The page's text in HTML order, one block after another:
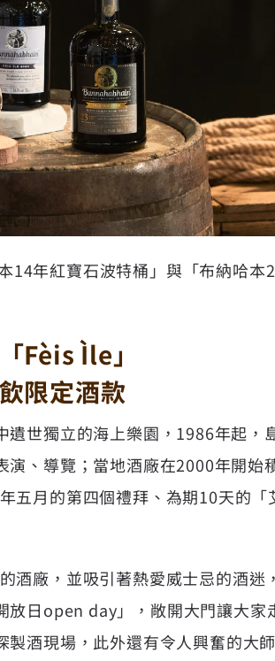
14年紅寶石波特桶」與「布納哈本
Fèis Ìle」
限定酒款
遺世獨立的海上樂園，1986年起，
、導覽；當地酒廠在2000年開始
五月的第四個禮拜、為期10天的「
酒廠，並吸引著熱愛威士忌的酒迷
放日open day」，敞開大門讓大家
製酒現場，此外還有令人興奮的大